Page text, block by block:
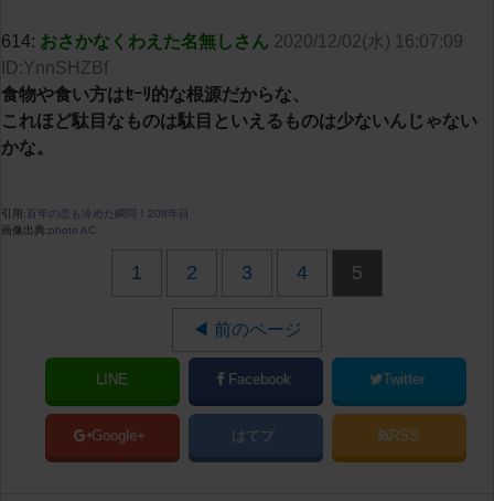
614: おさかなくわえた名無しさん 2020/12/02(水) 16:07:09
ID:YnnSHZBf
食物や食い方はｾｰﾘ的な根源だからな、
これほど駄目なものは駄目といえるものは少ないんじゃない
かな。
引用:百年の恋も冷めた瞬問！208年目
画像出典:photo AC
1 2 3 4 5
◀ 前のページ
LINE Facebook Twitter
Google+ はてブ RSS